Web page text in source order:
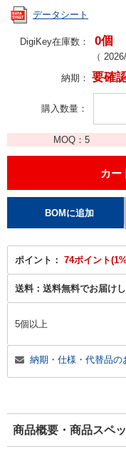
データシート
DigiKey在庫数： 0個
（
納期： 要確
購入数量
MOQ：5
ポイント： 74ポイント
送料： 送料無料でお届け
5個以上
納期・仕様・代替品の
商品概要・商品スペ